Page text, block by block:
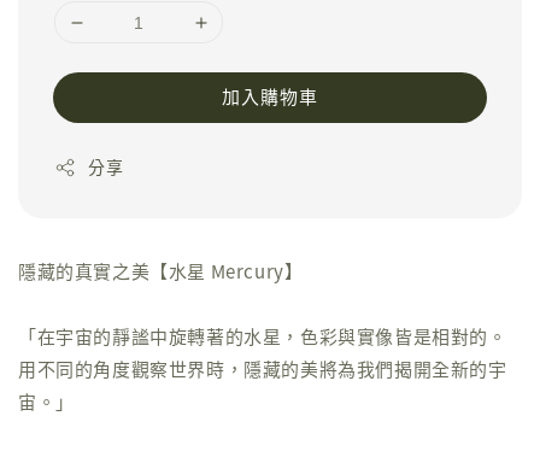
加入購物車
分享
隱藏的真實之美【水星 Mercury】
「在宇宙的靜謐中旋轉著的水星，色彩與實像皆是相對的。
用不同的角度觀察世界時，隱藏的美將為我們揭開全新的宇
宙。」